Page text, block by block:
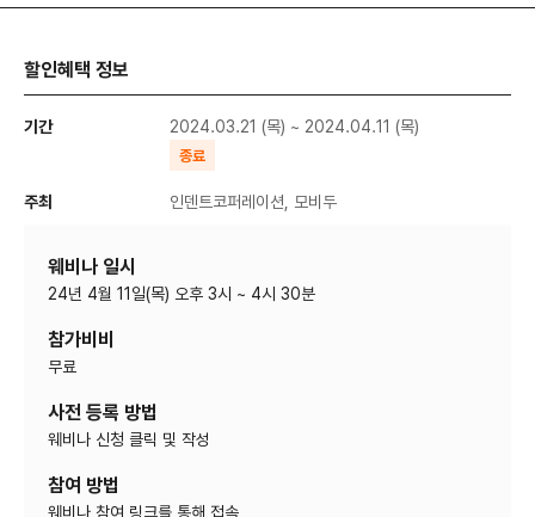
할인혜택 정보
기간 2024.03.21 (목) ~ 2024.04.11 (목)
종료
주최 인덴트코퍼레이션, 모비두
웨비나 일시
24년 4월 11일(목) 오후 3시 ~ 4시 30분
참가비비
무료
사전 등록 방법
웨비나 신청 클릭 및 작성
참여 방법
웨비나 참여 링크를 통해 접속